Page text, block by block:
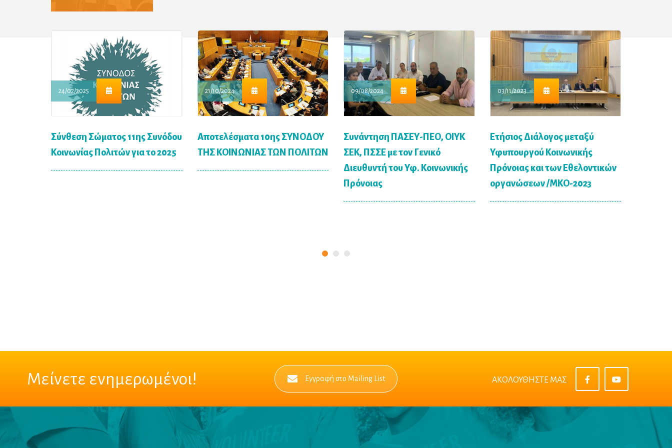
24/02/2025
Σύνθεση Σώματος 11ης Συνόδου
Κοινωνίας Πολιτών για το 2025
21/10/2024
Αποτελέσματα 10ης ΣΥΝΟΔΟΥ
ΤΗΣ ΚΟΙΝΩΝΙΑΣ ΤΩΝ ΠΟΛΙΤΩΝ
09/08/2024
Συνάντηση ΠΑΣΕΥ-ΠΕΟ, ΟΙΥΚ
ΣΕΚ, ΠΣΣΕ με τον Γενικό
Διευθυντή του Υφ. Κοινωνικής
Πρόνοιας
03/11/2023
Ετήσιος Διάλογος μεταξύ
Υφυπουργού Κοινωνικής
Πρόνοιας και των Εθελοντικών
οργανώσεων /ΜΚΟ-2023
Μείνετε ενημερωμένοι! Εγγραφή στο Mailing List ΑΚΟΛΟΥΘΗΣΤΕ ΜΑΣ